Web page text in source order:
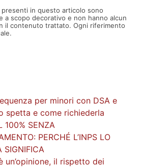
presenti in questo articolo sono
a scopo decorativo e non hanno alcun
il contenuto trattato. Ogni riferimento
per minori con DSA e
spetta e come richiederla
100% SENZA
PERCHÉ L’INPS LO
SIGNIFICA
un’opinione, il rispetto dei